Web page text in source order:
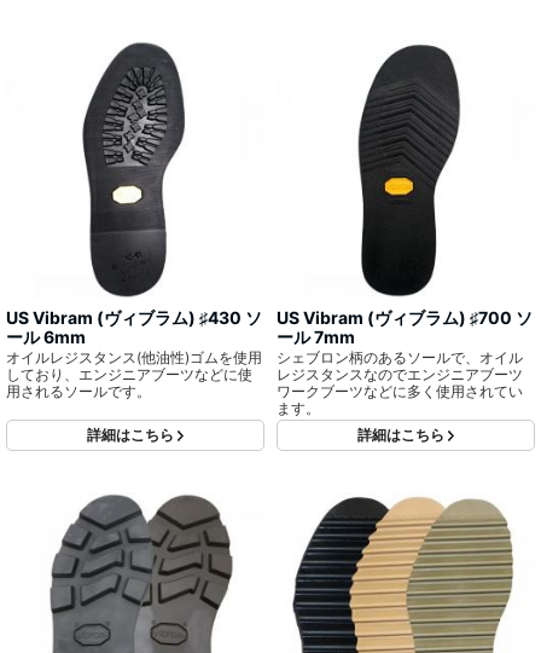
US Vibram (ヴィブラム) ♯430 ソ
ール 6mm
オイルレジスタンス(他油性)ゴムを使用
しており、エンジニアブーツなどに使
用されるソールです。
詳細はこちら
US Vibram (ヴィブラム) ♯700 ソ
ール 7mm
シェブロン柄のあるソールで、オイル
レジスタンスなのでエンジニアブーツ
ワークブーツなどに多く使用されてい
ます。
詳細はこちら